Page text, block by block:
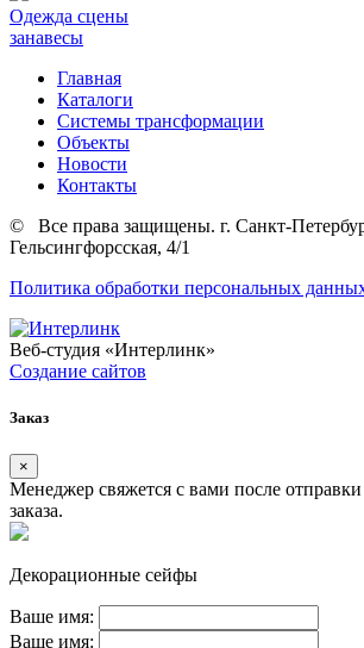
Одежда сцены
занавесы
Главная
Каталоги
Системы трансформации
Объекты
Новости
Контакты
©
Все права защищены. г. Санкт-
Гельсингфорсская, 4/1
Политика обработки персональных
Веб-студия «Интерлинк»
Создание сайтов
Заказ
×
Менеджер свяжется с вами после
заказа.
Декорационные сейфы
Ваше имя:
Ваше имя: